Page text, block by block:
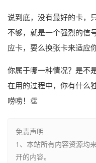
说到底，没有最好的卡，
不够，就是一个强烈的信
应卡，要么换张卡来适应
你属于哪一种情况？是不
在用的过程中，你有什么
唠唠！👏
免责声明
1、本站所有内容资源均
开的内容。